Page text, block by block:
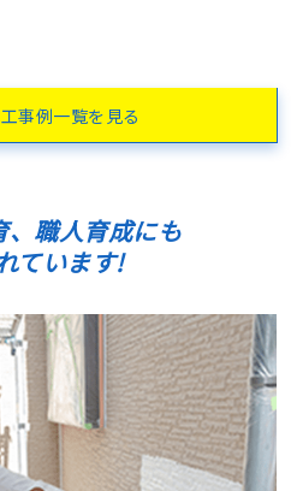
事例一覧を見る
、職人育成にも
ています!